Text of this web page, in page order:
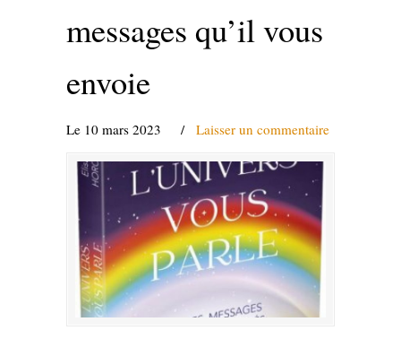
messages qu’il vous
envoie
Le 10 mars 2023 / Laisser un commentaire